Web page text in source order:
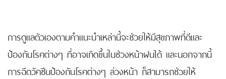
การดูแลตัวเองตามคำแนะนำเหล่านี้จะช่วยให้มีสุขภาพที่ดีและ
ป้องกันโรคต่างๆ ที่อาจเกิดขึ้นในช่วงหน้าฝนได้ และนอกจากนี้
การฉีดวัคซีนป้องกันโรคต่างๆ ล่วงหน้า ก็สามารถช่วยให้